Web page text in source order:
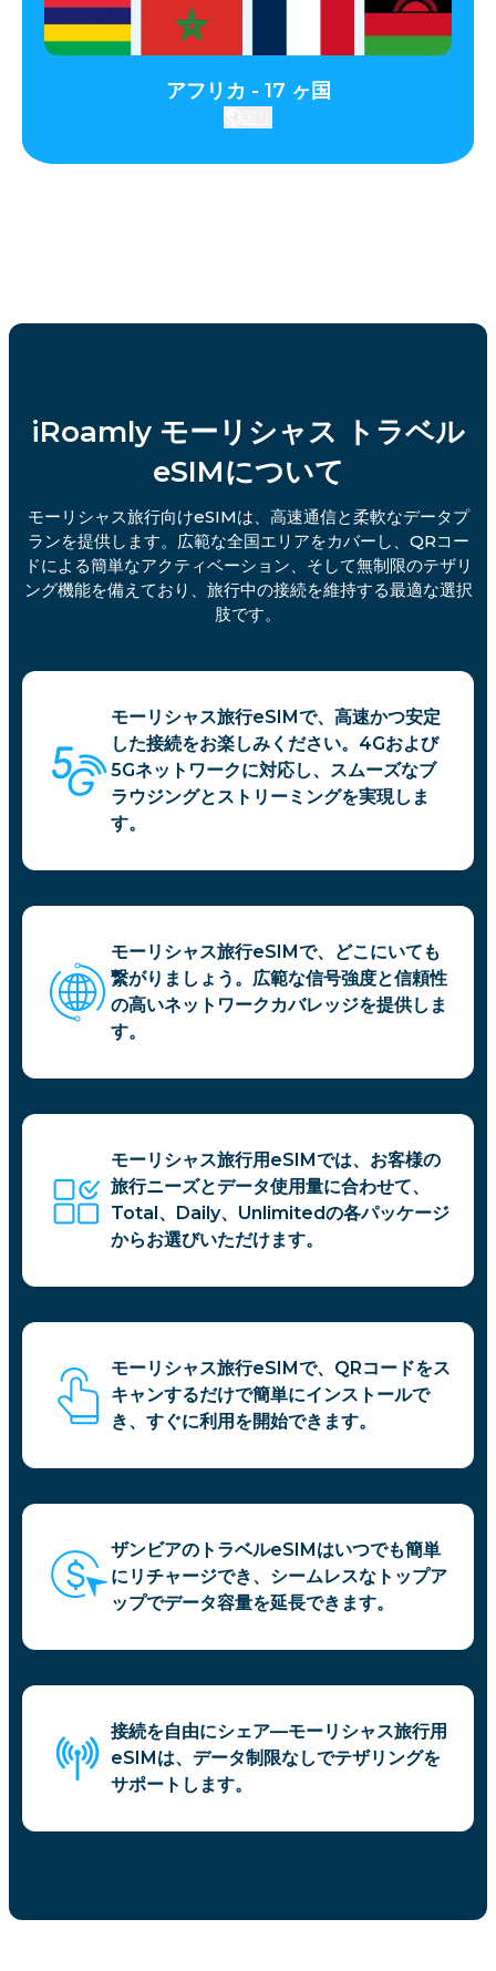
アフリカ - 17 ヶ国
iRoamly モーリシャス トラベル
eSIMについて
モーリシャス旅行向けeSIMは、高速通信と柔軟なデータプ
ランを提供します。広範な全国エリアをカバーし、QRコー
ドによる簡単なアクティベーション、そして無制限のテザリ
ング機能を備えており、旅行中の接続を維持する最適な選択
肢です。
モーリシャス旅行eSIMで、高速かつ安定
した接続をお楽しみください。4Gおよび
5Gネットワークに対応し、スムーズなブ
ラウジングとストリーミングを実現しま
す。
モーリシャス旅行eSIMで、どこにいても
繋がりましょう。広範な信号強度と信頼性
の高いネットワークカバレッジを提供しま
す。
モーリシャス旅行用eSIMでは、お客様の
旅行ニーズとデータ使用量に合わせて、
Total、Daily、Unlimitedの各パッケージ
からお選びいただけます。
モーリシャス旅行eSIMで、QRコードをス
キャンするだけで簡単にインストールで
き、すぐに利用を開始できます。
ザンビアのトラベルeSIMはいつでも簡単
にリチャージでき、シームレスなトップア
ップでデータ容量を延長できます。
接続を自由にシェア—モーリシャス旅行用
eSIMは、データ制限なしでテザリングを
サポートします。